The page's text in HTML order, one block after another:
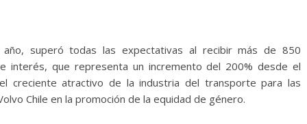
superó todas las expectativas al recibir más de 850
interés, que representa un incremento del 200% desde el
creciente atractivo de la industria del transporte para las
Chile en la promoción de la equidad de género.